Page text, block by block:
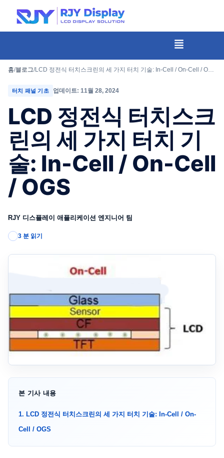
메
뉴
홈/블로그/ LCD 정전식 터치스크린의 세 가지 터치 기술: In-Cell / On-Cell / OGS
터치 패널 기초 업데이트: 11월 28, 2024
LCD 정전식 터치스크
린의 세 가지 터치 기
술: In-Cell / On-Cell
/ OGS
RJY 디스플레이 애플리케이션 엔지니어 팀
3 분 읽기
본 기사 내용
1. LCD 정전식 터치스크린의 세 가지 터치 기술: In-Cell / On-
Cell / OGS